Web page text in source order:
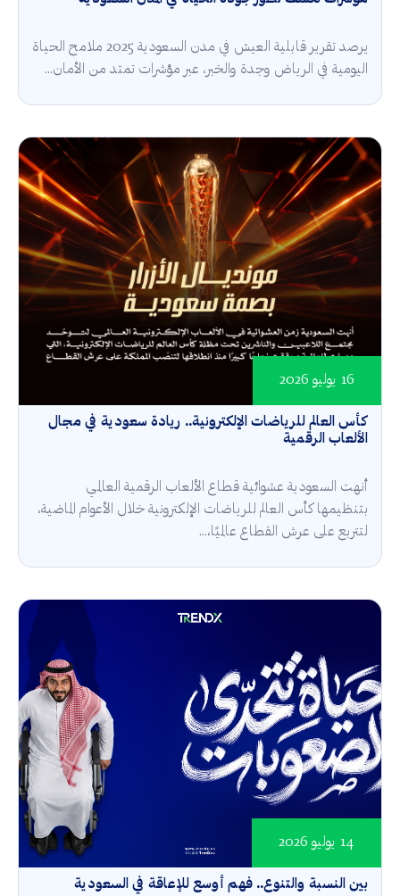
يرصد تقرير قابلية العيش في مدن السعودية 2025 ملامح الحياة
اليومية في الرياض وجدة والخبر، عبر مؤشرات تمتد من الأمان...
كأس العالم للرياضات الإلكترونية.. ريادة سعودية في مجال
الألعاب الرقمية
16 يوليو 2026
أنهت السعودية عشوائية قطاع الألعاب الرقمية العالمي
بتنظيمها كأس العالم للرياضات الإلكترونية خلال الأعوام الماضية،
لتتربع على عرش القطاع عالميًا،...
بين النسبة والتنوع.. فهم أوسع للإعاقة في السعودية
14 يوليو 2026